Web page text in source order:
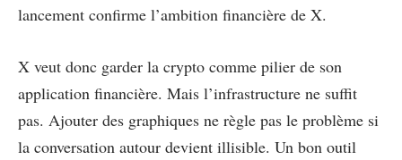
lancement confirme l’ambition financière de X.
X veut donc garder la crypto comme pilier de son
application financière. Mais l’infrastructure ne suffit
pas. Ajouter des graphiques ne règle pas le problème si
la conversation autour devient illisible. Un bon outil